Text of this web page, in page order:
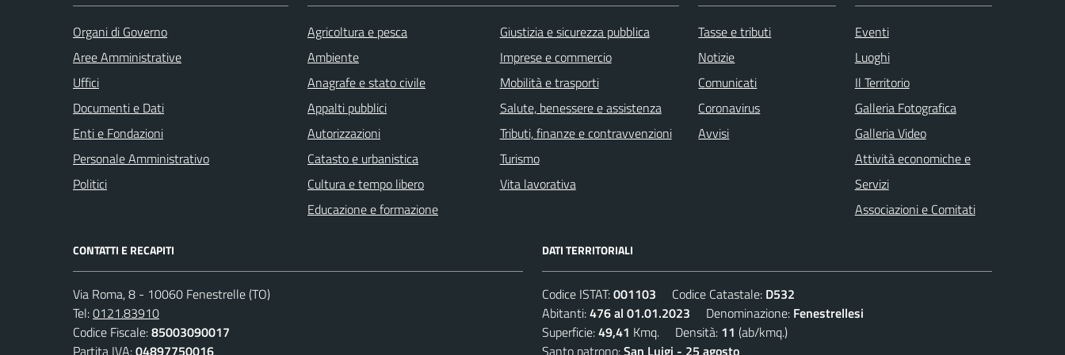
Organi di Governo
Aree Amministrative
Uffici
Documenti e Dati
Enti e Fondazioni
Personale Amministrativo
Politici
Agricoltura e pesca
Ambiente
Anagrafe e stato civile
Appalti pubblici
Autorizzazioni
Catasto e urbanistica
Cultura e tempo libero
Educazione e formazione
Giustizia e sicurezza pubblica
Imprese e commercio
Mobilità e trasporti
Salute, benessere e assistenza
Tributi, finanze e contravvenzioni
Turismo
Vita lavorativa
Tasse e tributi
Notizie
Comunicati
Coronavirus
Avvisi
Eventi
Luoghi
Il Territorio
Galleria Fotografica
Galleria Video
Attività economiche e
Servizi
Associazioni e Comitati
CONTATTI E RECAPITI
Via Roma, 8 - 10060 Fenestrelle (TO)
Tel:0121.83910
Codice Fiscale:85003090017
Partita IVA:04897750016
DATI TERRITORIALI
Codice ISTAT:001103 Codice Catastale: D532
Abitanti:476 al 01.01.2023 Denominazione: Fenestrellesi
Superficie:49,41 Kmq. Densità: 11 (ab/kmq.)
Santo patrono:San Luigi - 25 agosto